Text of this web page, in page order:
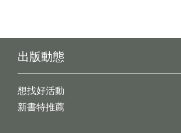
出版動態
想找好活動
新書特推薦